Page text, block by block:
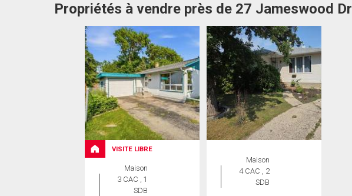
Propriétés à vendre près de 27 Jameswood Dr
VISITE LIBRE
Maison
3 CAC , 1
SDB
Maison
4 CAC , 2
SDB